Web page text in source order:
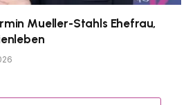
Mueller-Stahls Ehefrau,